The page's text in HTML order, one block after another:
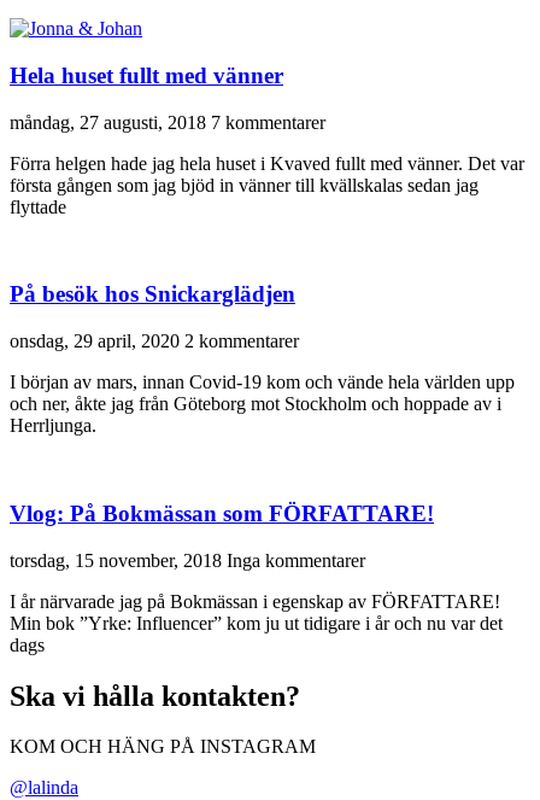
Hela huset fullt med vänner
måndag, 27 augusti, 2018 7 kommentarer
Förra helgen hade jag hela huset i Kvaved fullt med vänner. Det var
första gången som jag bjöd in vänner till kvällskalas sedan jag
flyttade
På besök hos Snickarglädjen
onsdag, 29 april, 2020 2 kommentarer
I början av mars, innan Covid-19 kom och vände hela världen upp
och ner, åkte jag från Göteborg mot Stockholm och hoppade av i
Herrljunga.
Vlog: På Bokmässan som FÖRFATTARE!
torsdag, 15 november, 2018 Inga kommentarer
I år närvarade jag på Bokmässan i egenskap av FÖRFATTARE!
Min bok ”Yrke: Influencer” kom ju ut tidigare i år och nu var det
dags
Ska vi hålla kontakten?
KOM OCH HÄNG PÅ INSTAGRAM
@lalinda